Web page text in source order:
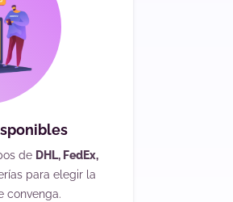
de DHL, FedEx,
para elegir la
convenga.